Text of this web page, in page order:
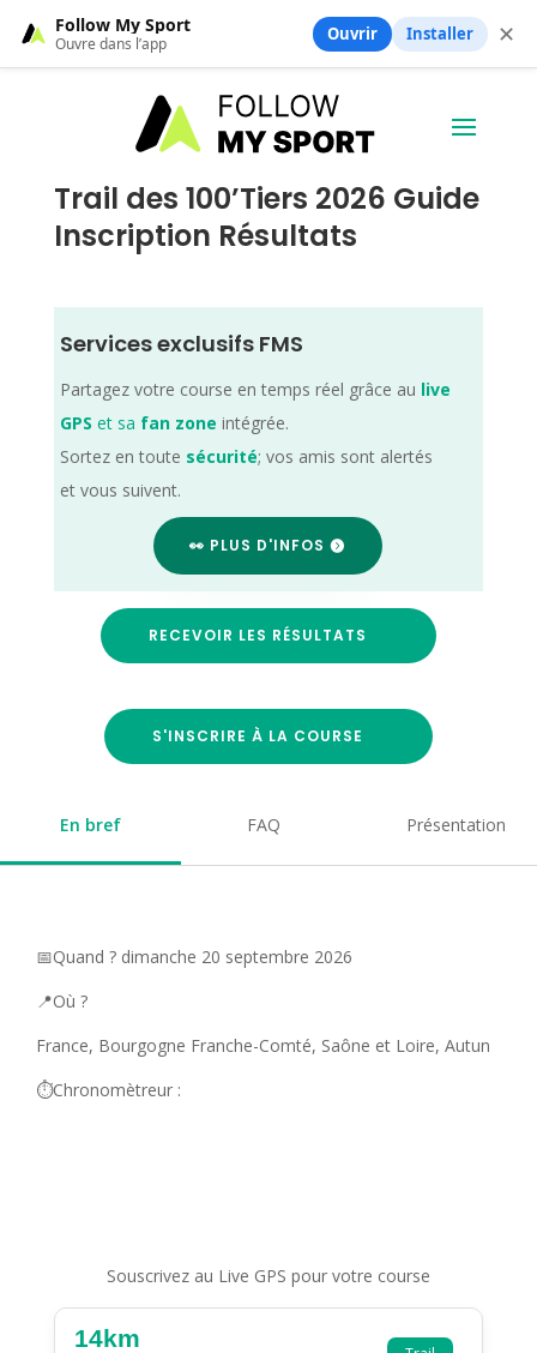
Trail des 100’Tiers 2026 Guide
Inscription Résultats
Services exclusifs FMS
Partagez votre course en temps réel grâce au live
GPS et sa fan zone intégrée.
Sortez en toute sécurité; vos amis sont alertés
et vous suivent.
👀 PLUS D'INFOS
RECEVOIR LES RÉSULTATS
S'INSCRIRE À LA COURSE
En bref FAQ Présentation
📅Quand ? dimanche 20 septembre 2026
📍Où ?
France, Bourgogne Franche-Comté, Saône et Loire, Autun
⏱️Chronomètreur :
Souscrivez au Live GPS pour votre course
14km
Follow My Sport
Ouvre dans l’app Ouvrir Installer ✕